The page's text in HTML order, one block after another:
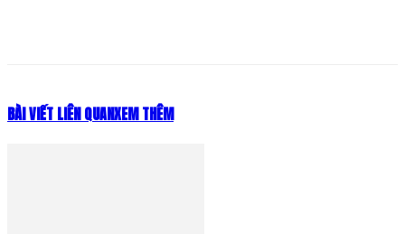
BÀI VIẾT LIÊN QUANXEM THÊM